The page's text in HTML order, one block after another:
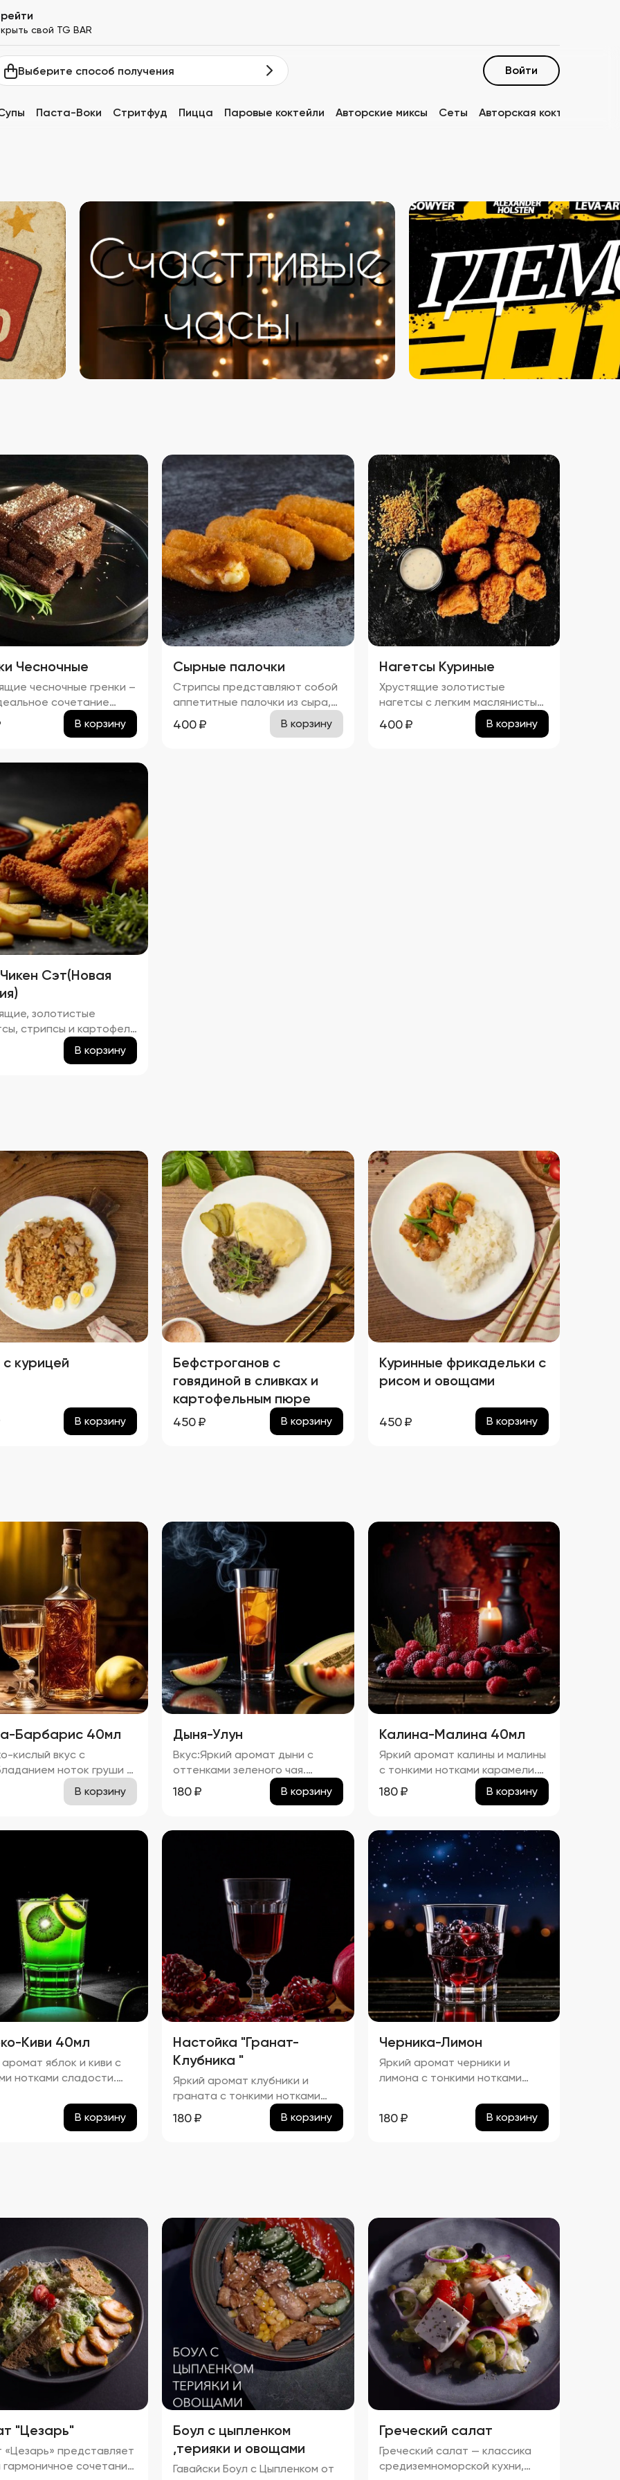
свой TG BAR
Выберите способ получения Войти
Паста-Воки Стритфуд Пицца Паровые коктейли Авторские миксы Сеты Авторская коктейльная
Чесночные
чесночные гренки –
сочетание
корочки и нежного
чеснока. Каждый
налетом, который
соус добавляет
мягкость и
текстуру, а пряности
изысканное
Эти гренки
отличным дополнением
блюду!
В корзину
Сырные палочки
Стрипсы представляют собой
аппетитные палочки из сыра,
обжаренные до золотистой
корочки. Вкус нежного
400₽ В корзину
Нагетсы Куриные
Хрустящие золотистые
нагетсы с легким маслянистым
блеском и тонким слоем соуса.
Аромат блюда сочетает в
400 ₽ В корзину
Сэт(Новая
золотистые
стрипсы и картофель
маслянистым
Аромат блюда
оттенки
курицы и картофеля.
продуктов плотная и
создавая приятное
при каждом укусе.
В корзину
курицей
В корзину
Бефстроганов с
говядиной в сливках и
картофельным пюре
450₽ В корзину
Куринные фрикадельки с
рисом и овощами
450 ₽ В корзину
Барбарис 40мл
кислый вкус с
ноток груши и
с легкой горчинкой
чая и карамельным
составляет
29,74%.
В корзину
Дыня-Улун
Вкус:Яркий аромат дыни с
оттенками зеленого чая.
процент спирта в настойке
"Дыня-Улун" составляет
180₽ В корзину
Калина-Малина 40мл
Яркий аромат калины и малины
с тонкими нотками карамели.
процент спирта в настойке
"Калина-Малина" составляет
180 ₽ В корзину
Киви 40мл
яблок и киви с
нотками сладости.
Киви" составляет
24,22%
В корзину
Настойка "Гранат-
Клубника "
Яркий аромат клубники и
граната с тонкими нотками
сладости. процент спирта в
настойке "Гранат-Малина"
180₽ В корзину
Черника-Лимон
Яркий аромат черники и
лимона с тонкими нотками
настойке "Черника-Лимон"
составляет приблизительно
180 ₽ В корзину
"Цезарь"
представляет
сочетание
Боул с цыпленком
,терияки и овощами
Гавайски Боул с Цыпленком от
Греческий салат
Греческий салат — классика
средиземноморской кухни,